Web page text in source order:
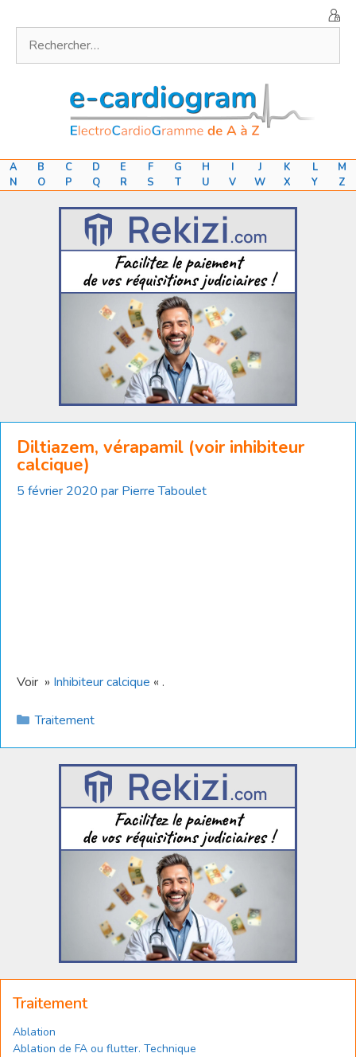
contenu
A B C D E F G H I J K L
M
N
O P Q R S T U V W X Y Z
Diltiazem, vérapamil (voir inhibiteur
calcique)
5 février 2020 par Pierre Taboulet
Voir » Inhibiteur calcique « .
Catégories
Traitement
Traitement
Ablation
Ablation de FA ou flutter. Technique